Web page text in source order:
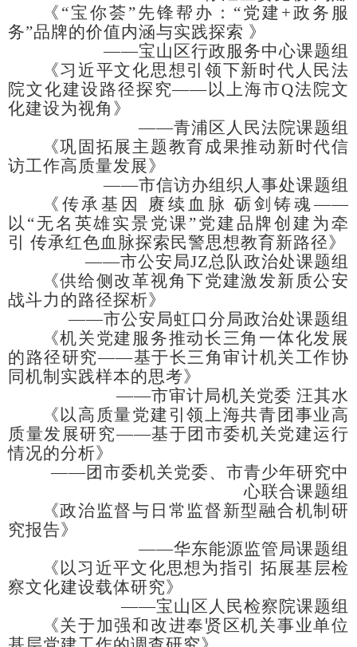
《 “宝你荟”先锋帮办：“党建+政务服
务”品牌的价值内涵与实践探索 》
——宝山区行政服务中心课题组
《习近平文化思想引领下新时代人民法
院文化建设路径探究——以上海市Q法院文
化建设为视角》
——青浦区人民法院课题组
《巩固拓展主题教育成果推动新时代信
访工作高质量发展》
——市信访办组织人事处课题组
《传承基因
赓续血脉 砺剑铸魂——
以“无名英雄实景党课”党建品牌创建为牵
引
传承红色血脉探索民警思想教育新路径》
——市公安局JZ总队政治处课题组
《供给侧改革视角下党建激发新质公安
战斗力的路径探析》
——市公安局虹口分局政治处课题组
《机关党建服务推动长三角一体化发展
的路径研究——基于长三角审计机关工作协
同机制实践样本的思考》
——市审计局机关党委 汪其水
《以高质量党建引领上海共青团事业高
质量发展研究——基于团市委机关党建运行
情况的分析》
——团市委机关党委、市青少年研究中
心联合课题组
《政治监督与日常监督新型融合机制研
究报告》
——华东能源监管局课题组
《以习近平文化思想为指引
拓展基层检
察文化建设载体研究》
——宝山区人民检察院课题组
《关于加强和改进奉贤区机关事业单位